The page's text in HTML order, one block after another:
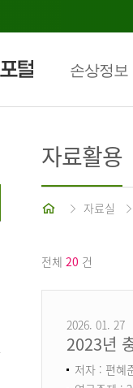
손상정보
자료활용
홈 자료실
전체 20 건
2026. 01. 27
2023년
저자 : 편혜